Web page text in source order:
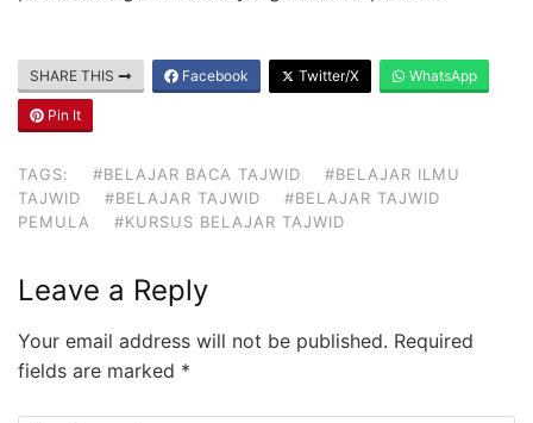
SHARE THIS Facebook Twitter/X WhatsApp
Pin It
TAGS: #BELAJAR BACA TAJWID
#BELAJAR ILMU
TAJWID
#BELAJAR TAJWID
#BELAJAR TAJWID
PEMULA
#KURSUS BELAJAR TAJWID
Leave a Reply
Your email address will not be published. Required
fields are marked *